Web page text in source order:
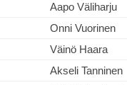
Aapo Väliharju
Onni Vuorinen
Väinö Haara
Akseli Tanninen